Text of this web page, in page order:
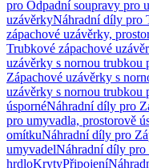
pro Odpadní soupravy pro
uzávěrkyNáhradní díly pro
zápachové uzávěrky,
Trubkové zápachové
uzávěrky s nornou trubkou
Zápachové uzávěrky s
uzávěrky s nornou trubkou
úspornéNáhradní díly pro
pro umyvadla, prostorově
omítkuNáhradní díly pro
umyvadelNáhradní díly pro
hrdloKrytyPřipojení